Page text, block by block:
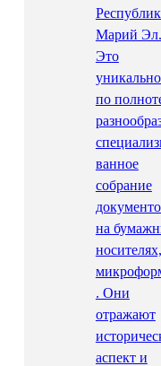
Марий Эл.
Это
по
ванное
собрание
на
носителях,
. Они
отражают
аспект и